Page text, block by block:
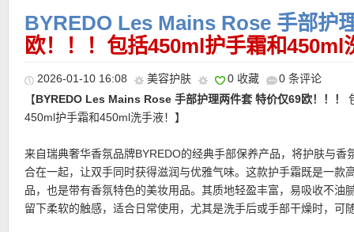
———-大牌单品推荐 ———–
•【AMI PARIS 橄榄绿羊毛混纺罗纹针织衫 折上折仅191欧，原价
欧！】橄榄绿男女同款，温柔显气质又有质感！甄选羊毛为主，融
的轻盈与柔软，上身即刻感受到温暖与包裹感。细腻罗纹结构，让
拔。既可以单穿，也能作为叠搭基底，在不同风格之间自由切换。
购买直达链接见此
霜！暗沉松垮一罐送走！胶原修愈不走弯路！
购买链接在此
更多ESTÉE LAUDER雅诗兰黛活动链接在此
转账等
运费： 每单3.9欧，满149欧免邮费！60天内免费退货！
BYREDO Les Mains Rose 手部护
欧！！！包括450ml护手霜和450ml
2026-01-10 16:08 美容护肤 0 收藏
0 条评论
【BYREDO Les Mains Rose 手部护理两件套 特价仅69欧！！！
450ml护手霜和450ml洗手液！】
来自瑞典奢华香氛品牌BYREDO的经典手部保养产品，将护肤与香
合在一起，让双手同时获得滋润与优雅气味。这款护手霜既是一款
品，也是带有香氛特色的美妆用品。其质地轻盈丰富，易吸收不油
留下柔软的触感，适合日常使用，尤其是洗手后或手部干燥时，可